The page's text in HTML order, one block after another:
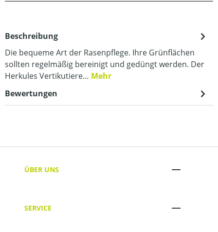
Beschreibung
Die bequeme Art der Rasenpflege. Ihre Grünflächen
sollten regelmäßig bereinigt und gedüngt werden. Der
Herkules Vertikutiere… Mehr
Bewertungen
ÜBER UNS
SERVICE